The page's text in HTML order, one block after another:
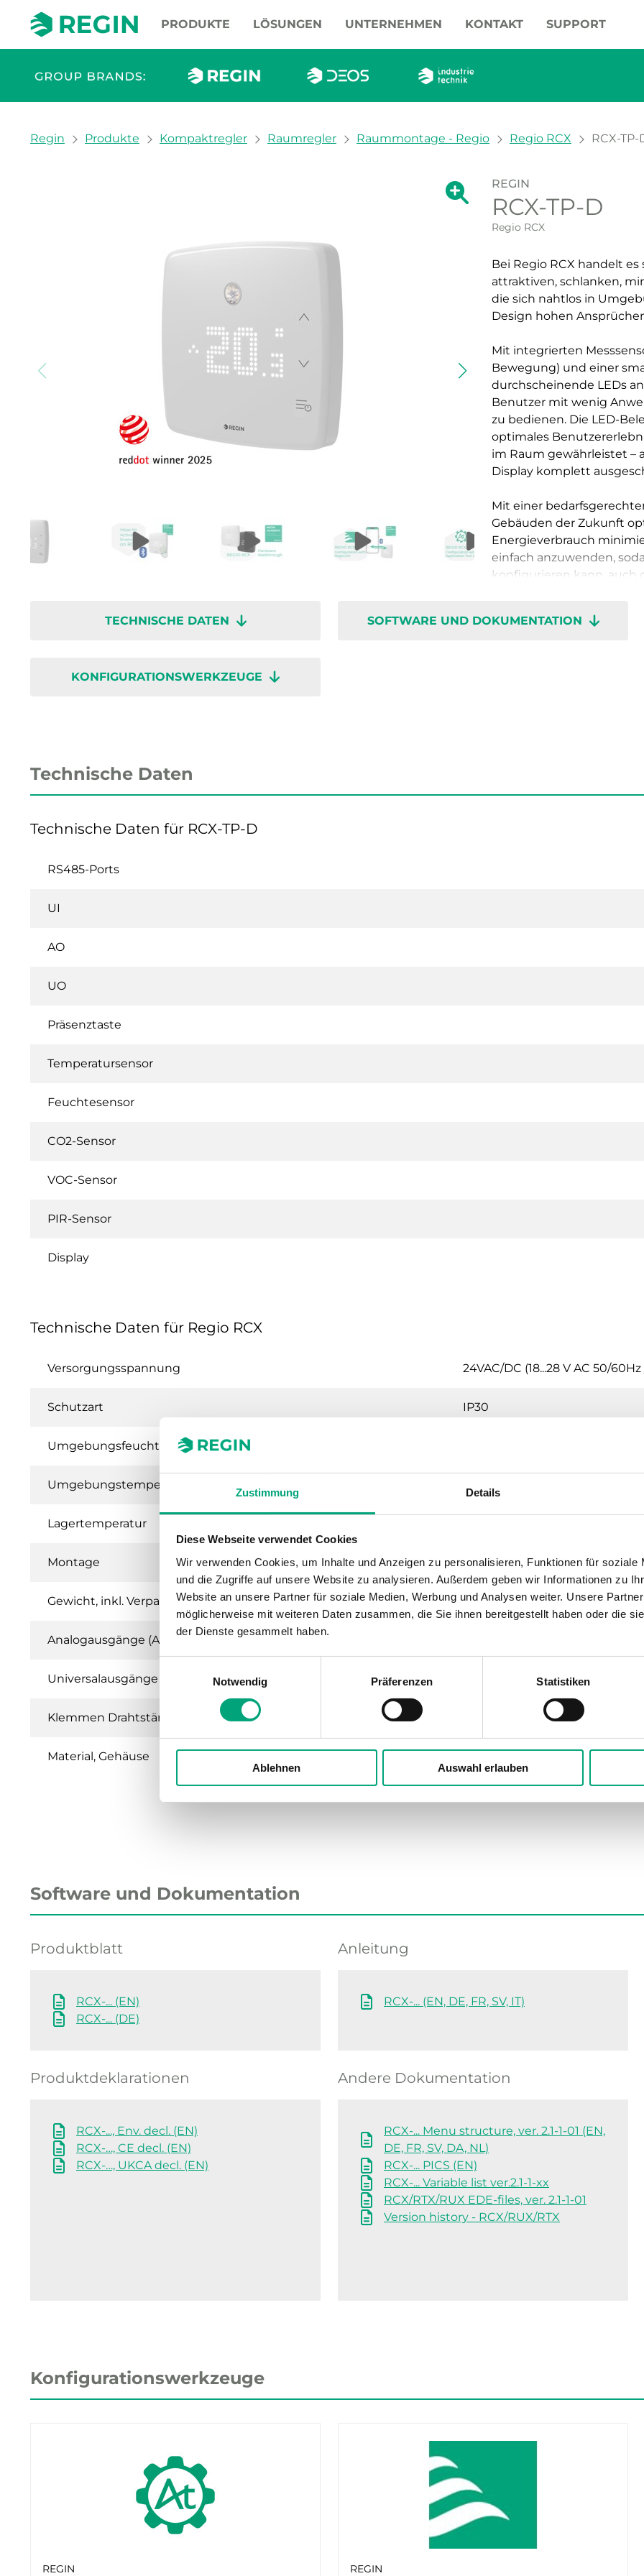
Zustimmung Details
Diese Webseite verwendet Cookies
Wir verwenden Cookies, um Inhalte und Anzeigen zu personalisieren, Funktionen für soziale
und die Zugriffe auf unsere Website zu analysieren. Außerdem geben wir Informationen zu
Website an unsere Partner für soziale Medien, Werbung und Analysen weiter. Unsere
möglicherweise mit weiteren Daten zusammen, die Sie ihnen bereitgestellt haben oder die
der Dienste gesammelt haben.
Notwendig
Präferenzen Statistiken
Ablehnen Auswahl erlauben
PRODUKTE LÖSUNGEN UNTERNEHMEN KONTAKT SUPPORT
You are here:
Regin Produkte Kompaktregler Raumregler Raummontage - Regio Regio RCX RCX-TP-
Zeige große Version des Bildes.
Zeige große
REGIN
RCX-TP-D
Regio RCX
Bei Regio RCX handelt
attraktiven, schlanken,
die sich nahtlos in
Design hohen
Mit integrierten
Bewegung) und einer
durchscheinende LEDs
Benutzer mit wenig
zu bedienen. Die LED-
optimales
im Raum gewährleistet –
Display komplett
Mit einer
Gebäuden der Zukunft
Energieverbrauch
einfach anzuwenden,
konfigurieren kann, auch
abnehmbaren Sockel
Wartung zu
TECHNISCHE DATEN SOFTWARE UND DOKUMENTATION
KONFIGURATIONSWERKZEUGE
Technische Daten
Technische Daten für RCX-TP-D
RS485-Ports
UI
AO
UO
Präsenztaste
Temperatursensor
Feuchtesensor
CO2-Sensor
VOC-Sensor
PIR-Sensor
Display
Technische Daten für Regio RCX
Versorgungsspannung 24VAC/DC (18...28 V AC 50/60Hz
Schutzart IP30
Umgebungsfeuchte (nicht kondensierend)
Umgebungstemperatur
Lagertemperatur
Montage Wand (separate
Gewicht, inkl. Verpackung 0.115 kg
Analogausgänge (AO)
Universalausgänge (UO) 0–10 V, Digitalausgang (gesamt
Klemmen Drahtstärke
Material, Gehäuse
Software und Dokumentation
Produktblatt
RCX-... (EN)
RCX-... (DE)
Anleitung
RCX-... (EN, DE, FR, SV, IT)
Produktdeklarationen
RCX-..., Env. decl. (EN)
RCX-…, CE decl. (EN)
RCX-…, UKCA decl. (EN)
Andere Dokumentation
RCX-... Menu structure, ver. 2.1-1-01 (EN,
DE, FR, SV, DA, NL)
RCX-... PICS (EN)
RCX-... Variable list ver.2.1-1-xx
RCX/RTX/RUX EDE-files, ver. 2.1-1-01
Version history - RCX/RUX/RTX
Konfigurationswerkzeuge
REGIN REGIN